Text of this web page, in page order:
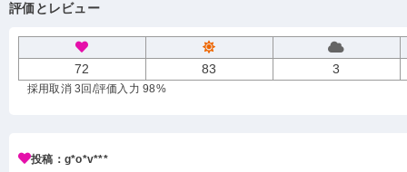
評価とレビュー
72 83 3
採用取消 3回 /評価入力 98%
投稿：g*o*v***